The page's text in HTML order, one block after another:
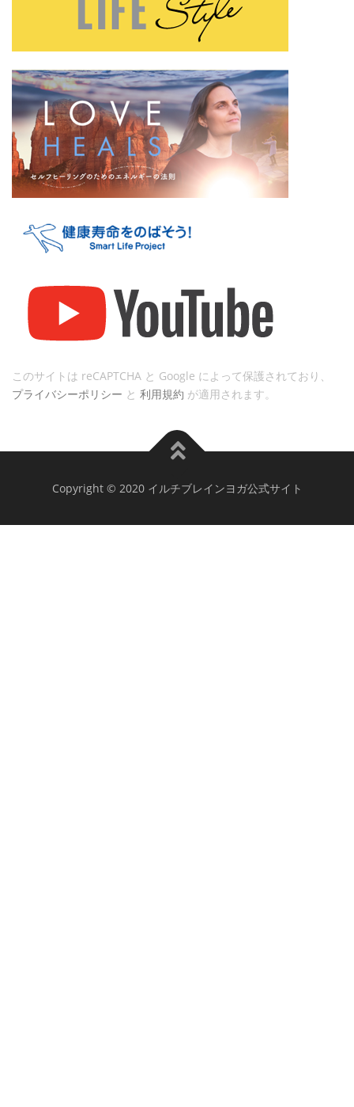
このサイトは reCAPTCHA と Google によって保護されており、
プライバシーポリシー と 利用規約 が適用されます。
Copyright © 2020 イルチブレインヨガ公式サイト